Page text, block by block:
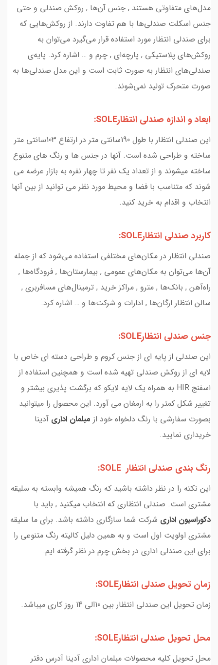
مدل‌های متفاوتی هستند , جنس آن‌ها , روکش صندلی و حتی
جنس اسکلت صندلی‌ها با هم تفاوت دارند. از روکش‌هایی که
برای صندلی انتظار مورد استفاده قرار می‌گیرد می‌توان به
روکش‌های پلاستیکی , پارچه‌ای , چرم و … اشاره کرد. پایه‌ی
صندلی‌های انتظار به صورت ثابت است و این مدل صندلی‌ها به
صورت متحرک تولید نمی‌شوند.
ابعاد و اندازه صندلی انتظارSOLE:
این صندلی انتظار با طول 190سانتی متر در ارتفاع 103سانتی متر
ساخته و طراحی شده است. آنها در جنس ها و رنگ های متنوع
ساخته میشوند و از تعداد یک نفر تا چهار نفره به بازار عرضه می
شوند که متناسب با فضا و محیط مورد نظر می توانید از بین آنها
انتخاب و اقدام به خرید کنید.
کاربرد صندلی انتظارSOLE:
صندلی انتظار در مکان‌های مختلفی استفاده می‌شود که از جمله
آن‌ها می‌توان به مکان‌های عمومی , بیمارستان‌ها , فرودگاه‌ها ,
راه‌آهن , بانک‌ها , مترو , مراکز خرید , ترمینال‌های مسافربری ,
سالن انتظار ارگان‌ها , ادارات و شرکت‌ها و … اشاره کرد.
جنس صندلی انتظارSOLE:
این صندلی از پایه ای از جنس کروم و طراحی دسته ای خاص با
لایه ای از روکش صندلی تهیه شده است و همچنین استفاده از
اسفنج HIR به همراه یک لایه لایکو که برگشت پذیری بیشتر و
تغییر شکل کمتر را به ارمغان می آورد. این محصول را میتوانید
بصورت سفارشی با رنگ دلخواه خود از مبلمان اداری آدینا
خریداری نمایید.
رنگ بندی صندلی انتظار SOLE:
این نکته را در نظر داشته باشید که رنگ همیشه وابسته به سلیقه
مشتری است. صندلی انتظاری که انتخاب میکنید , باید با
دکوراسیون اداری شرکت شما سازگاری داشته باشد. برای ما سلیقه
مشتری اولویت اول است و به همین دلیل کالیته رنگ متنوعی را
برای این صندلی اداری در بخش چرم در نظر گرفته ایم.
زمان تحویل صندلی انتظارSOLE:
زمان تحویل این صندلی انتظار بین 10الی 14 روز کاری میباشد.
محل تحویل صندلی انتظارSOLE:
محل تحویل کلیه محصولات مبلمان اداری آدینا آدرس دفتر